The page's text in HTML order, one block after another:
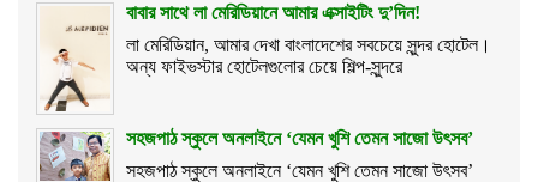
বাবার সাথে লা মেরিডিয়ানে আমার এক্সাইটিং দু’দিন!
লা মেরিডিয়ান, আমার দেখা বাংলাদেশের সবচেয়ে সুন্দর হোটেল।
অন্য ফাইভস্টার হোটেলগুলোর চেয়ে শিল্প-সুন্দরে
সহজপাঠ স্কুলে অনলাইনে ‘যেমন খুশি তেমন সাজো উৎসব’
সহজপাঠ স্কুলে অনলাইনে ‘যেমন খুশি তেমন সাজো উৎসব’